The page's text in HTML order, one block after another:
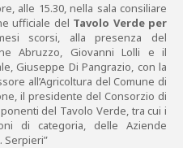
alle 15.30, nella sala consiliare
ufficiale del Tavolo Verde per
scorsi, alla presenza del
Abruzzo, Giovanni Lolli e il
Giuseppe Di Pangrazio, con la
all’Agricoltura del Comune di
il presidente del Consorzio di
del Tavolo Verde, tra cui i
di categoria, delle Aziende
Serpieri”